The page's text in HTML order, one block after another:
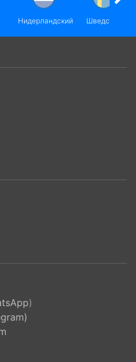
Нидерландский Шведский
)